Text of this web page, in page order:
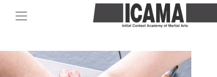
Toggle Navigation